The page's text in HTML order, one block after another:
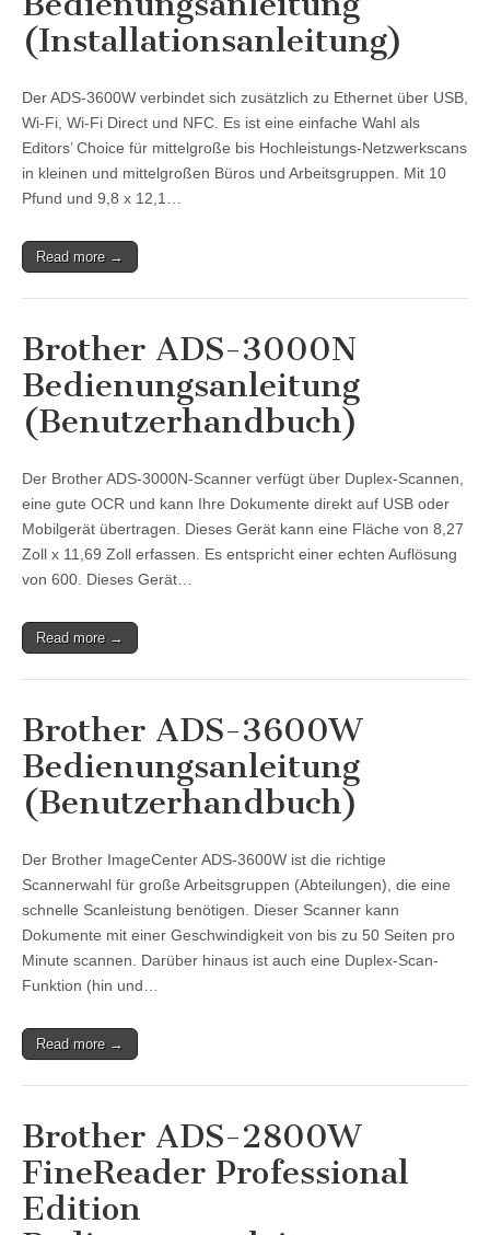
(Installationsanleitung)
Der ADS-3600W verbindet sich zusätzlich zu Ethernet über USB,
Wi-Fi, Wi-Fi Direct und NFC. Es ist eine einfache Wahl als
Editors’ Choice für mittelgroße bis Hochleistungs-Netzwerkscans
in kleinen und mittelgroßen Büros und Arbeitsgruppen. Mit 10
Pfund und 9,8 x 12,1…
Read more →
Brother ADS-3000N
Bedienungsanleitung
(Benutzerhandbuch)
Der Brother ADS-3000N-Scanner verfügt über Duplex-Scannen,
eine gute OCR und kann Ihre Dokumente direkt auf USB oder
Mobilgerät übertragen. Dieses Gerät kann eine Fläche von 8,27
Zoll x 11,69 Zoll erfassen. Es entspricht einer echten Auflösung
von 600. Dieses Gerät…
Read more →
Brother ADS-3600W
Bedienungsanleitung
(Benutzerhandbuch)
Der Brother ImageCenter ADS-3600W ist die richtige
Scannerwahl für große Arbeitsgruppen (Abteilungen), die eine
schnelle Scanleistung benötigen. Dieser Scanner kann
Dokumente mit einer Geschwindigkeit von bis zu 50 Seiten pro
Minute scannen. Darüber hinaus ist auch eine Duplex-Scan-
Funktion (hin und…
Read more →
Brother ADS-2800W
FineReader Professional
Edition